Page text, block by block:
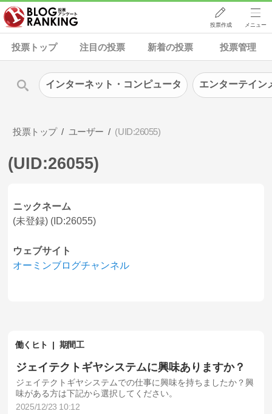
投票作成 メニュー
投票トップ 注目の投票 新着の投票 投票管理
投票トップ ユーザー (UID:26055)
(UID:26055)
ニックネーム
(未登録) (ID:26055)
ウェブサイト
オーミンブログチャンネル
働くヒト 期間工
ジェイテクトギヤシステムに興味ありますか？
ジェイテクトギヤシステムでの仕事に興味を持ちましたか？興
味がある方は下記から選択してください。
2025/12/23 10:12
インターネット・コンピュータ エンターテイン